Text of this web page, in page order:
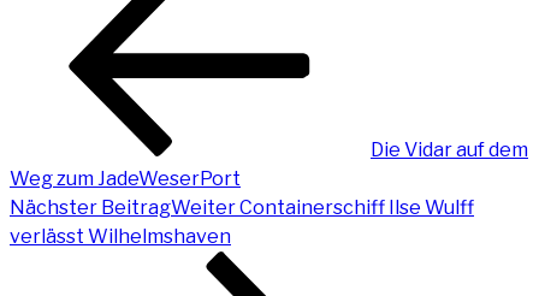
Die Vidar auf dem
Weg zum JadeWeserPort
Nächster BeitragWeiterContainerschiff Ilse Wulff
verlässt Wilhelmshaven